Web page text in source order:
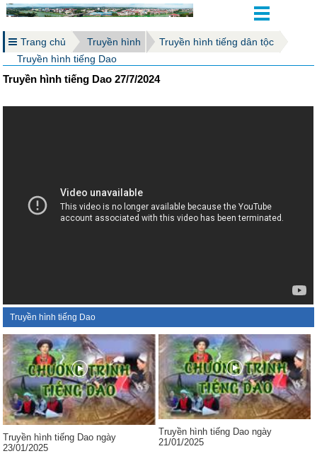
Trang chủ Truyền hình
Truyền hình tiếng dân tộc
Truyền hình tiếng Dao
Truyền hình tiếng Dao 27/7/2024
Truyền hình tiếng Dao
Truyền hình tiếng Dao ngày
23/01/2025
Truyền hình tiếng Dao ngày
21/01/2025